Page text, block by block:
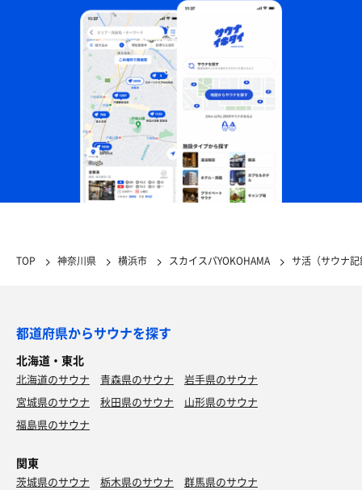
TOP 神奈川県 横浜市 スカイスパYOKOHAMA サ活（サウナ
都道府県からサウナを探す
北海道・東北
北海道のサウナ 青森県のサウナ
岩手県のサウナ
宮城県のサウナ
秋田県のサウナ
山形県のサウナ
福島県のサウナ
関東
茨城県のサウナ 栃木県のサウナ
群馬県のサウナ